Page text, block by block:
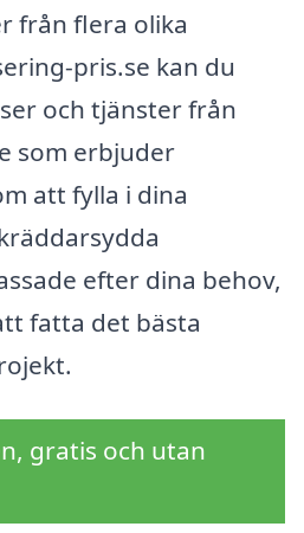
från flera olika
pris.se kan du
och tjänster från
som erbjuder
att fylla i dina
efter dina behov,
fatta det bästa
gratis och utan